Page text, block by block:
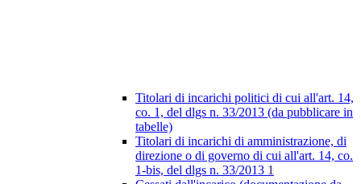
Titolari di incarichi politici di cui all'art. 14,
co. 1, del dlgs n. 33/2013 (da pubblicare in
tabelle)
Titolari di incarichi di amministrazione, di
direzione o di governo di cui all'art. 14, co.
1-bis, del dlgs n. 33/2013 1